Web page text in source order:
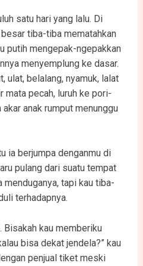
satu hari yang lalu. Di
tiba-tiba mematahkan
putih mengepak-ngepakkan
menyemplung ke dasar.
ulat, belalang, nyamuk, lalat
mata pecah, luruh ke pori-
anak rumput menunggu
ia berjumpa denganmu di
pulang dari suatu tempat
tapi kau tiba-
terhadapnya.
Bisakah kau memberiku
bisa dekat jendela?” kau
penjual tiket meski